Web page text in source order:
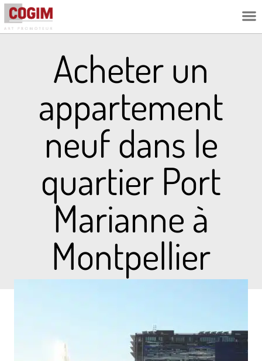
Acheter un
appartement
neuf dans le
quartier Port
Marianne à
Montpellier